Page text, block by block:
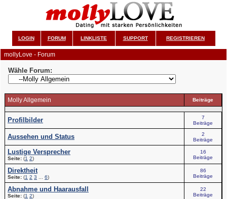
LOGIN FORUM LINKLISTE SUPPORT REGISTRIEREN
mollyLove - Forum
Wähle Forum:
Molly Allgemein Beiträge
Profilbilder
7
Beiträge
Aussehen und Status
2
Beiträge
Lustige Versprecher
Seite: (1 2)
16
Beiträge
Direktheit
Seite: (1 2 3 6)
86
Beiträge
Abnahme und Haarausfall
Seite: (1 2)
22
Beiträge